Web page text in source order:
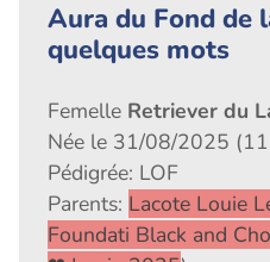
Aura du Fond de
quelques mots
Femelle Retriever du
Née le 31/08/2025 (11
Pédigrée: LOF
Parents: Lacote Louie
Foundati Black and